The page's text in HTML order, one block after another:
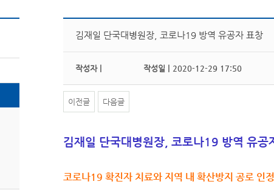
김재일 단국대병원장, 코로나19 방역 유공자 표창
작성자 | 작성일 | 2020-12-29 17:50
이전글 다음글
김재일 단국대병원장, 코로나19 방역 유공
코로나19 확진자 치료와 지역 내 확산방지 공로 인정